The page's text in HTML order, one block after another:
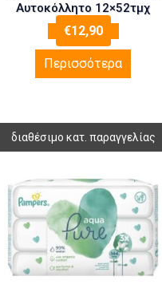
Αυτοκόλλητο 12×52τμχ
€12,90
Περισσότερα